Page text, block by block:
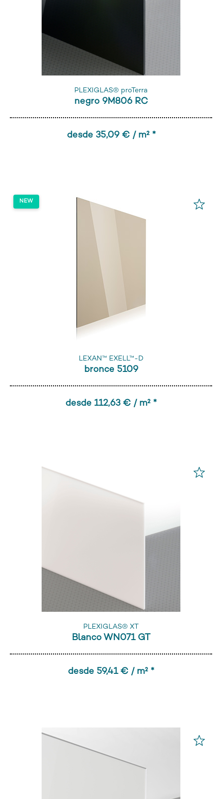
PLEXIGLAS® proTerra
negro 9M806 RC
desde 35,09 € / m² *
LEXAN™ EXELL™-D
bronce 5109
desde 112,63 € / m² *
PLEXIGLAS® XT
Blanco WN071 GT
desde 59,41 € / m² *